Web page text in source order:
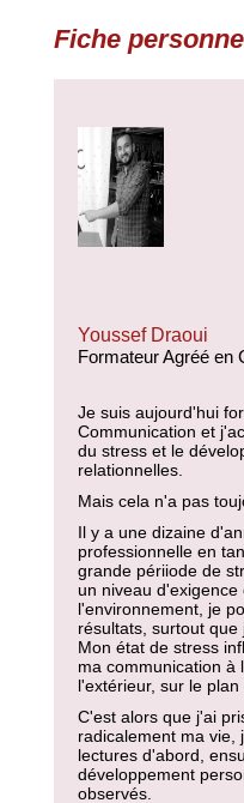
Fiche
Youssef Draoui
Formateur Agréé en
Je suis aujourd'hui
Communication et
du stress et le
relationnelles.
Mais cela n'a pas
Il y a une dizaine
professionnelle en
grande périiode de
un niveau
l'environnement, je
résultats, surtout
Mon état de stress
ma communication à
l'extérieur, sur le
C'est alors que j'ai
radicalement ma vie,
lectures d'abord,
développement
observés.